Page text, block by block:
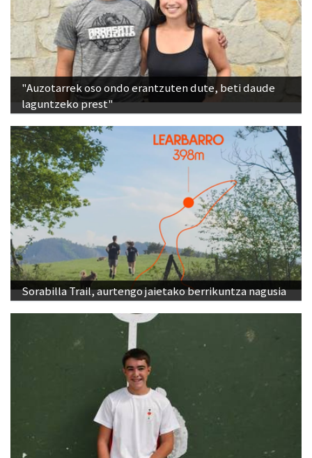
"Auzotarrek oso ondo erantzuten dute, beti daude
laguntzeko prest"
Sorabilla Trail, aurtengo jaietako berrikuntza nagusia